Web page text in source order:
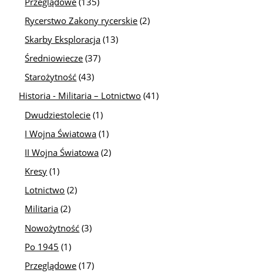
Rycerstwo Zakony rycerskie (2)
Skarby Eksploracja (13)
Średniowiecze (37)
Starożytność (43)
Historia - Militaria – Lotnictwo (41)
Dwudziestolecie (1)
I Wojna Światowa (1)
II Wojna Światowa (2)
Kresy (1)
Lotnictwo (2)
Militaria (2)
Nowożytność (3)
Po 1945 (1)
Przeglądowe (17)